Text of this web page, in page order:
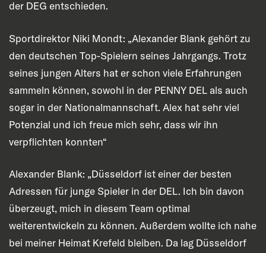
der DEG entschieden.
Sportdirektor Niki Mondt: „Alexander Blank gehört zu
den deutschen Top-Spielern seines Jahrgangs. Trotz
seines jungen Alters hat er schon viele Erfahrungen
sammeln können, sowohl in der PENNY DEL als auch
sogar in der Nationalmannschaft. Alex hat sehr viel
Potenzial und ich freue mich sehr, dass wir ihn
verpflichten konnten“
Alexander Blank: „Düsseldorf ist einer der besten
Adressen für junge Spieler in der DEL. Ich bin davon
überzeugt, mich in diesem Team optimal
weiterentwickeln zu können. Außerdem wollte ich nahe
bei meiner Heimat Krefeld bleiben. Da lag Düsseldorf